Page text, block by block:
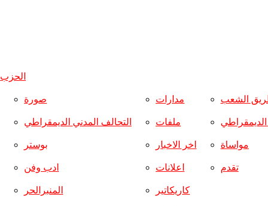
الحزب
صورة
التحالف المدني الديمقراطي
بوستر
ادب وفن
المنبرالحر
مدارات
ملفات
اخر الاخبار
اعلانات
كاريكاتير
الشعب
الديمقراطي
مواساة
تقدم